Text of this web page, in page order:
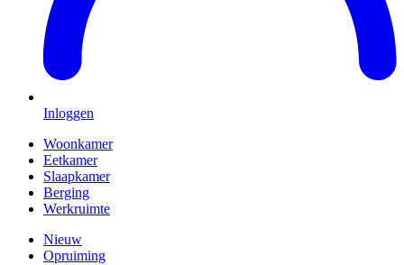
Inloggen
Woonkamer
Eetkamer
Slaapkamer
Berging
Werkruimte
Nieuw
Opruiming